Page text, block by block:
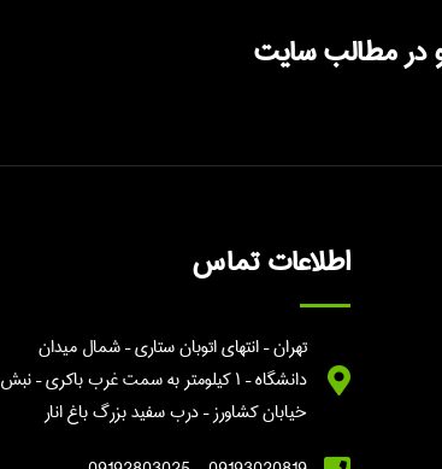
مطالب سایت
اطلاعات تماس
تهران – انتهای اتوبان ستاری – شمال میدان
دانشگاه – ۱ کیلومتر به سمت غرب باکری – نبش
خیابان کشاورز – درب سفید بزرگ باغ انار